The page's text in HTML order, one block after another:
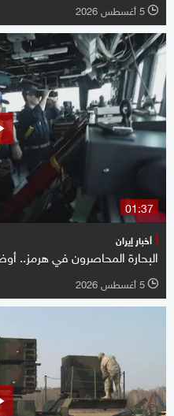
l 5 أغسطس 2026
01:37
أخبار إيران
البحارة المحاصرون في هرمز..
l 5 أغسطس 2026